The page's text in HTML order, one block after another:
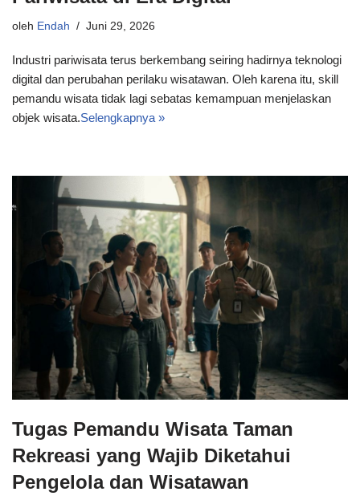
oleh Endah Juni 29, 2026
Industri pariwisata terus berkembang seiring hadirnya teknologi
digital dan perubahan perilaku wisatawan. Oleh karena itu, skill
pemandu wisata tidak lagi sebatas kemampuan menjelaskan
objek wisata.Selengkapnya »
Tugas Pemandu Wisata Taman
Rekreasi yang Wajib Diketahui
Pengelola dan Wisatawan